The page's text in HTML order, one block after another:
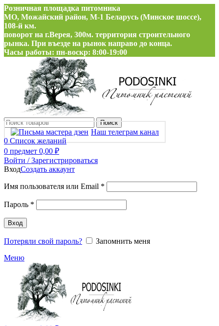
Розничная площадка питомника
МО, Можайский район, М-1 Беларусь (Минское шоссе),
108-й км.
поворот на г.Верея, 300м. территория строительного
рынка. При въезде на рынок направо до конца.
Часы работы: пн-воскр: 8:00-19:00
Поиск
Наш телеграм канал
0 Список желаний
0 предмет 0,00 ₽
Войти / Зарегистрироваться
ВходСоздать аккаунт
Имя пользователя или Email *
Пароль *
Вход
Потеряли свой пароль?
Запомнить меня
Меню